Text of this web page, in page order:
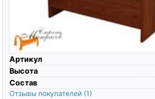
Артикул
Высота
Состав
Отзывы покупателей (1)